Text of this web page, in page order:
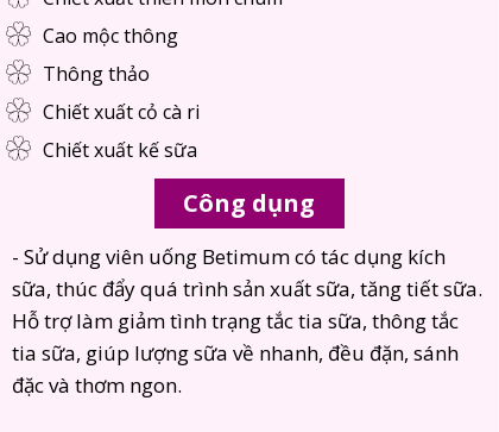
Cao mộc thông
Thông thảo
Chiết xuất cỏ cà ri
Chiết xuất kế sữa
- Sử dụng viên uống Betimum có tác dụng kích
sữa, thúc đẩy quá trình sản xuất sữa, tăng tiết sữa.
Hỗ trợ làm giảm tình trạng tắc tia sữa, thông tắc
tia sữa, giúp lượng sữa về nhanh, đều đặn, sánh
đặc và thơm ngon.
Công dụng